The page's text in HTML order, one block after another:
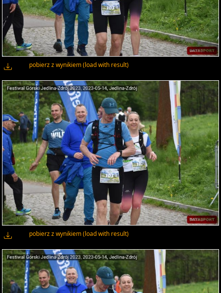
pobierz z wynikiem (load with result)
pobierz z wynikiem (load with result)